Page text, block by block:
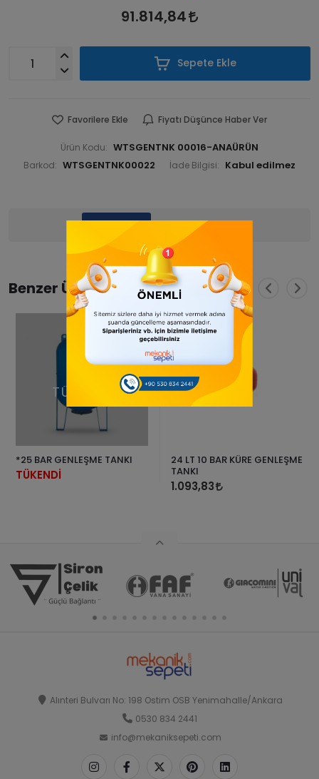
91.814,84
Sepete Ekle
Favorilere Ekle Fiyatı Düşünce Haber Ver
Ürün Kodu: WTSGENTNK 00016-ANAÜRÜN
Barkod: WTSGENTNK00022 İade Bilgisi:
Yorumlar
Benzer Ürünler
TÜKENDİ
*25 BAR GENLEŞME TANKI
TÜKENDİ
24 LT 10 BAR KÜRE GENLEŞME
TANKI
1.093,83
Alınteri Bulvarı No: 198 Ostim OSB Yenimahalle/Ankara
0530 834 2441
info@mekaniksepeti.com